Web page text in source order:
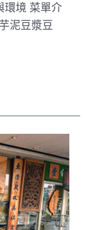
環境 菜單介
泥豆漿豆